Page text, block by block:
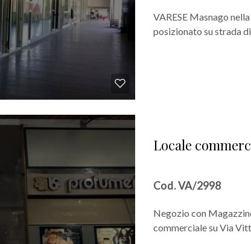
VARESE Masnago
posizionato su strada
Locale
Cod. VA/2998
Negozio con
commerciale su Via